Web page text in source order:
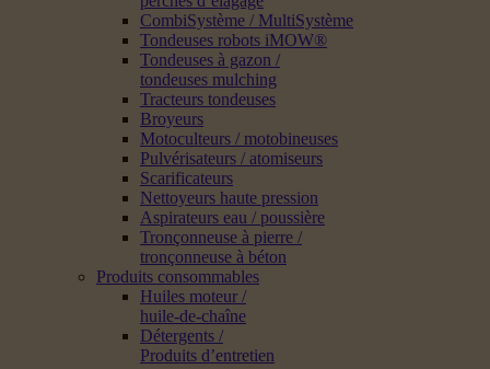
CombiSystème / MultiSystème
Tondeuses robots iMOW®
Tondeuses à gazon /
tondeuses mulching
Tracteurs tondeuses
Broyeurs
Motoculteurs / motobineuses
Pulvérisateurs / atomiseurs
Scarificateurs
Nettoyeurs haute pression
Aspirateurs eau / poussière
Tronçonneuse à pierre /
tronçonneuse à béton
Produits consommables
Huiles moteur /
huile-de-chaîne
Détergents /
Produits d’entretien